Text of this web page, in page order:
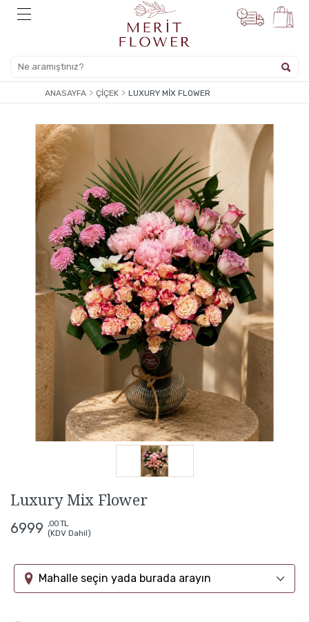
ANASAYFA ÇIÇEK LUXURY MIX FLOWER
Luxury Mix Flower
6999 ,00 TL
(KDV Dahil)
Mahalle seçin yada burada arayın